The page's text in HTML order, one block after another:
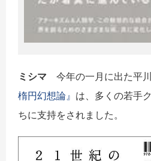
ミシマ 今年の一月に出た平
楕円幻想論』 は、多くの若手
ちに支持をされました。